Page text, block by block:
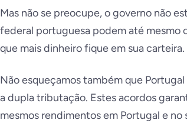
Mas não se preocupe, o governo não
federal portuguesa podem até mesmo
que mais dinheiro fique em sua carteira.
Não esqueçamos também que
a dupla tributação. Estes acordos
mesmos rendimentos em Portugal e no